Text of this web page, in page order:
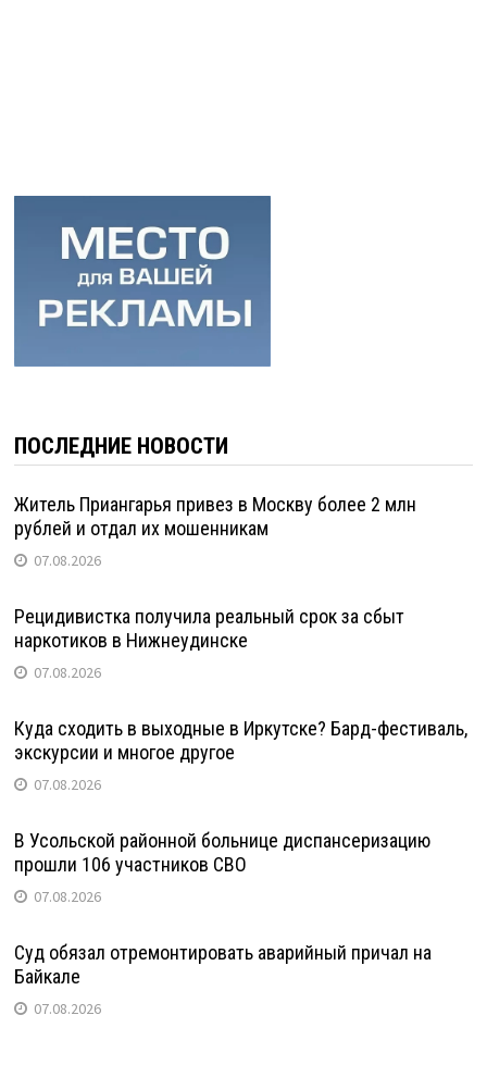
ПОСЛЕДНИЕ НОВОСТИ
Житель Приангарья привез в Москву более 2 млн
рублей и отдал их мошенникам
07.08.2026
Рецидивистка получила реальный срок за сбыт
наркотиков в Нижнеудинске
07.08.2026
Куда сходить в выходные в Иркутске? Бард-фестиваль,
экскурсии и многое другое
07.08.2026
В Усольской районной больнице диспансеризацию
прошли 106 участников СВО
07.08.2026
Суд обязал отремонтировать аварийный причал на
Байкале
07.08.2026